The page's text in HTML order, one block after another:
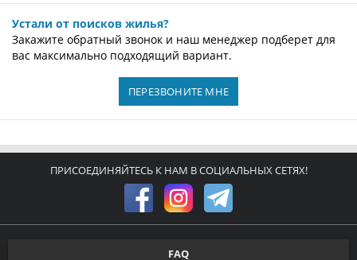
Устали от поисков жилья?
Закажите обратный звонок и наш менеджер подберет для
вас максимально подходящий вариант.
ПЕРЕЗВОНИТЕ МНЕ
ПРИСОЕДИНЯЙТЕСЬ К НАМ В СОЦИАЛЬНЫХ СЕТЯХ!
FAQ